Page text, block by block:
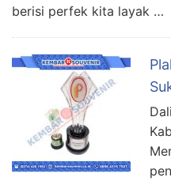
berisi perfek kita layak …